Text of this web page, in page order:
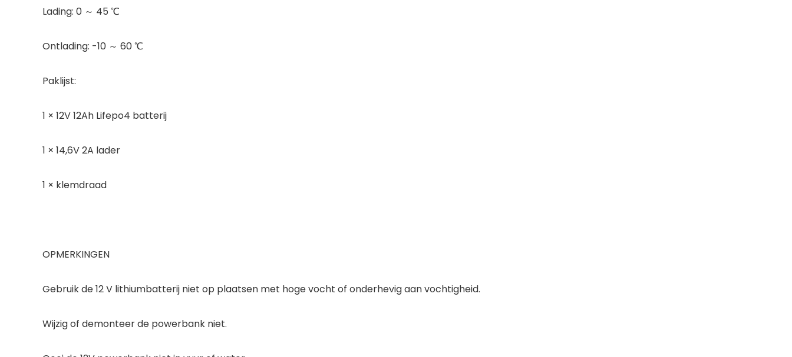
Lading: 0 ～ 45 ℃
Ontlading: -10 ～ 60 ℃
Paklijst:
1 × 12V 12Ah Lifepo4 batterij
1 × 14,6V 2A lader
1 × klemdraad
OPMERKINGEN
Gebruik de 12 V lithiumbatterij niet op plaatsen met hoge vocht of onderhevig aan vochtigheid.
Wijzig of demonteer de powerbank niet.